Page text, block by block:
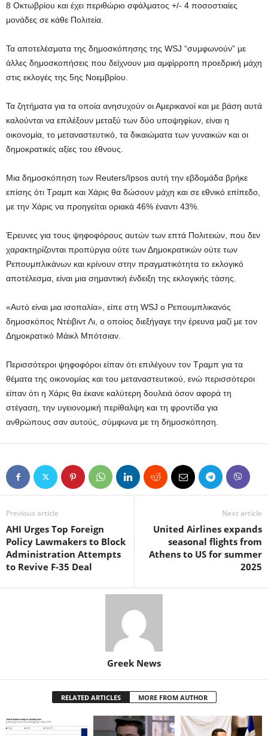
8 Οκτωβρίου και έχει περιθώριο σφάλματος +/- 4 ποσοστιαίες
μονάδες σε κάθε Πολιτεία.
Τα αποτελέσματα της δημοσκόπησης της WSJ “συμφωνούν” με
άλλες δημοσκοπήσεις που δείχνουν μια αμφίρροπη προεδρική μάχη
στις εκλογές της 5ης Νοεμβρίου.
Τα ζητήματα για τα οποία ανησυχούν οι Αμερικανοί και με βάση αυτά
καλούνται να επιλέξουν μεταξύ των δύο υποψηφίων, είναι η
οικονομία, το μεταναστευτικό, τα δικαιώματα των γυναικών και οι
δημοκρατικές αξίες του έθνους.
Μια δημοσκόπηση των Reuters/Ipsos αυτή την εβδομάδα βρήκε
επίσης ότι Τραμπ και Χάρις θα δώσουν μάχη και σε εθνικό επίπεδο,
με την Χάρις να προηγείται οριακά 46% έναντι 43%.
Έρευνες για τους ψηφοφόρους αυτών των επτά Πολιτειών, που δεν
χαρακτηρίζονται προπύργια ούτε των Δημοκρατικών ούτε των
Ρεπουμπλικάνων και κρίνουν στην πραγματικότητα το εκλογικό
αποτέλεσμα, είναι μια σημαντική ένδειξη της εκλογικής τάσης.
«Αυτό είναι μια ισοπαλία», είπε στη WSJ ο Ρεπουμπλικανός
δημοσκόπος Ντέιβιντ Λι, ο οποίος διεξήγαγε την έρευνα μαζί με τον
Δημοκρατικό Μάικλ Μπότσιαν.
Περισσότεροι ψηφοφόροι είπαν ότι επιλέγουν τον Τραμπ για τα
θέματα της οικονομίας και του μεταναστευτικού, ενώ περισσότεροι
είπαν ότι η Χάρις θα έκανε καλύτερη δουλειά όσον αφορά τη
στέγαση, την υγειονομική περίθαλψη και τη φροντίδα για
ανθρώπους σαν αυτούς, σύμφωνα με τη δημοσκόπηση.
Previous article
AHI Urges Top Foreign
Policy Lawmakers to Block
Administration Attempts
to Revive F-35 Deal
Next article
United Airlines expands
seasonal flights from
Athens to US for summer
2025
Greek News
RELATED ARTICLES MORE FROM AUTHOR